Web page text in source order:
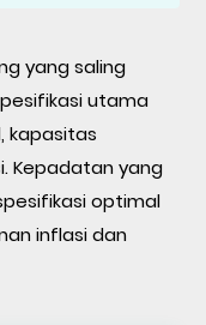
yang saling
utama
kapasitas
Kepadatan yang
optimal
inflasi dan